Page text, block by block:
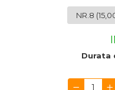
Durata